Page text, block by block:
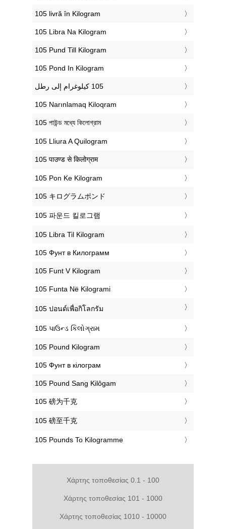
‎105 livră în Kilogram
‎105 Libra Na Kilogram
‎105 Pund Till Kilogram
‎105 Pond In Kilogram
‎105 Narınlamaq Kiloqram
‎105 পাউন্ড মধ্যে কিলোগ্রাম
‎105 Lliura A Quilogram
‎105 पाउण्ड से किलोग्राम
‎105 Pon Ke Kilogram
‎105 キログラムポンド
‎105 파운드 킬로그램
‎105 Libra Til Kilogram
‎105 Фунт в Килограмм
‎105 Funt V Kilogram
‎105 Funta Në Kilogrami
‎105 ปอนด์เพื่อกิโลกรัม
‎105 પાઉન્ડ કિલોગ્રામ
‎105 Pound Kilogram
‎105 Фунт в кілограм
‎105 Pound Sang Kilôgam
‎105 磅为千克
‎105 磅至千克
‎105 Pounds To Kilogramme
Χάρτης τοποθεσίας 0.1 - 100
Χάρτης τοποθεσίας 101 - 1000
Χάρτης τοποθεσίας 1010 - 10000